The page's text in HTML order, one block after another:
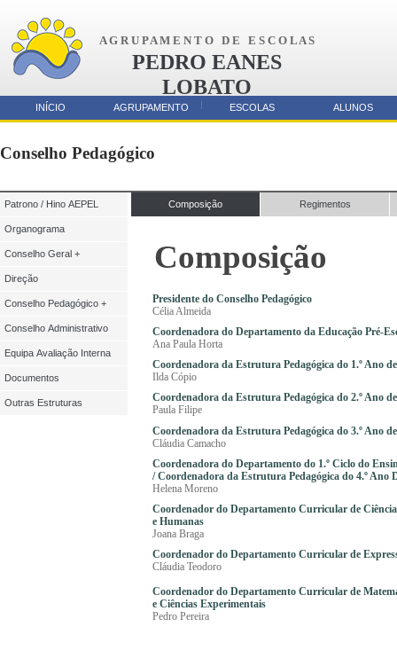
A G R U P A M E N T O D E E S C O L A S
PEDRO EANES
LOBATO
AMORA
Presidente do Conselho Pedagógico
Célia Almeida
Coordenadora do Departamento da Educação Pré-
Ana Paula Horta
Coordenadora da Estrutura Pedagógica do 1.º Ano
Ilda Cópio
Coordenadora da Estrutura Pedagógica do 2.º Ano
Paula Filipe
Coordenadora da Estrutura Pedagógica do 3.º Ano
Cláudia Camacho
Coordenadora do Departamento do 1.º Ciclo do
/ Coordenadora da Estrutura Pedagógica do 4.º Ano
Helena Moreno
Coordenador do Departamento Curricular de
e Humanas
Joana Braga
Coordenador do Departamento Curricular de
Cláudia Teodoro
Coordenador do Departamento Curricular de
e Ciências Experimentais
Pedro Pereira
Conselho Pedagógico
Composição
Composição Regimentos
Patrono / Hino AEPEL
Organograma
Conselho Geral +
Direção
Conselho Pedagógico +
Conselho Administrativo
Equipa Avaliação Interna
Documentos
Outras Estruturas
Parcerias
INÍCIO AGRUPAMENTO ESCOLAS ALUNOS